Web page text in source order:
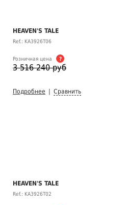
HEAVEN'S TALE
Ref.: KA3926T06
Розничная цена ?
3 516 240 руб
Подробнее Сравнить
HEAVEN'S TALE
Ref.: KA3926T02